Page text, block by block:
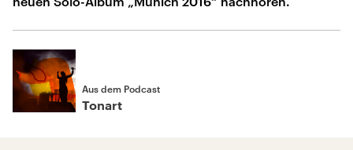
Aus dem Podcast
Tonart